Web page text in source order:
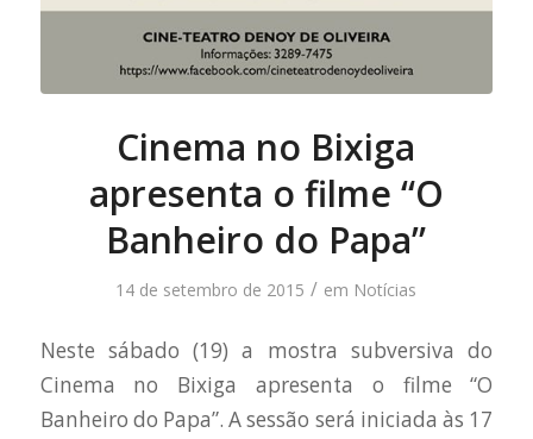
Cinema no Bixiga
apresenta o filme “O
Banheiro do Papa”
14 de setembro de 2015 / em Notícias
Neste sábado (19) a mostra subversiva do
Cinema no Bixiga apresenta o filme “O
Banheiro do Papa”. A sessão será iniciada às 17